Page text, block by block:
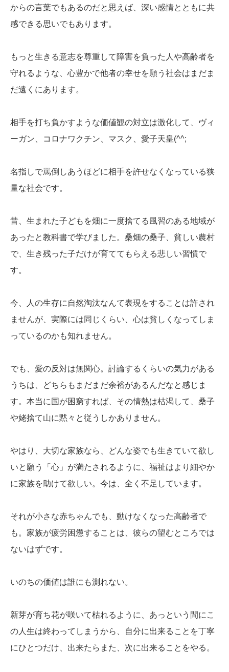
からの言葉でもあるのだと思えば、深い感情とともに共
感できる思いでもあります。
もっと生きる意志を尊重して障害を負った人や高齢者を
守れるような、心豊かで他者の幸せを願う社会はまだま
だ遠くにあります。
相手を打ち負かすような価値観の対立は激化して、ヴィ
ーガン、コロナワクチン、マスク、愛子天皇(^^;
名指しで罵倒しあうほどに相手を許せなくなっている狭
量な社会です。
昔、生まれた子どもを畑に一度捨てる風習のある地域が
あったと教科書で学びました。桑畑の桑子、貧しい農村
で、生き残った子だけが育ててもらえる悲しい習慣で
す。
今、人の生存に自然淘汰なんて表現をすることは許され
ませんが、実際には同じくらい、心は貧しくなってしま
っているのかも知れません。
でも、愛の反対は無関心。討論するくらいの気力がある
うちは、どちらもまだまだ余裕があるんだなと感じま
す。本当に国が困窮すれば、その情熱は枯渇して、桑子
や姥捨て山に黙々と従うしかありません。
やはり、大切な家族なら、どんな姿でも生きていて欲し
いと願う「心」が満たされるように、福祉はより細やか
に家族を助けて欲しい。今は、全く不足しています。
それが小さな赤ちゃんでも、動けなくなった高齢者で
も。家族が疲労困憊することは、彼らの望むところでは
ないはずです。
いのちの価値は誰にも測れない。
新芽が育ち花が咲いて枯れるように、あっという間にこ
の人生は終わってしまうから、自分に出来ることを丁寧
にひとつだけ、出来たらまた、次に出来ることをやる。